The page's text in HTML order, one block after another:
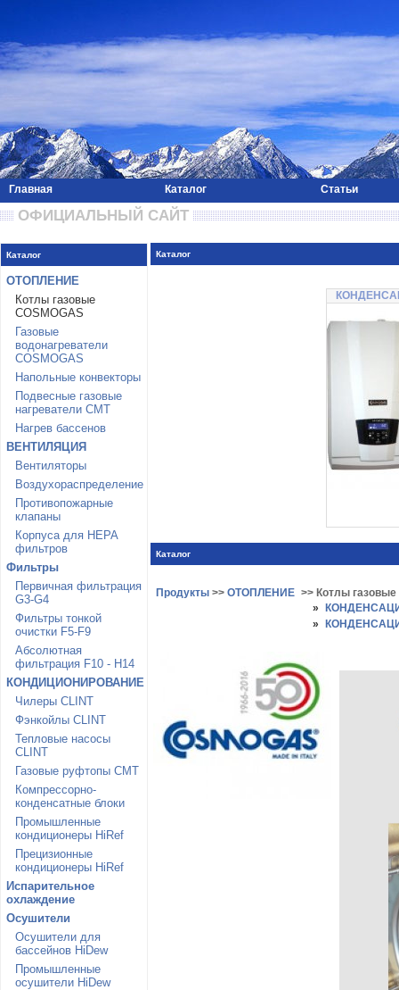
Главная Каталог Статьи
ОФИЦИАЛЬНЫЙ САЙТ
Каталог
ОТОПЛЕНИЕ
Котлы газовые
COSMOGAS
Газовые
водонагреватели
COSMOGAS
Напольные конвекторы
Подвесные газовые
нагреватели CMT
Нагрев бассенов
ВЕНТИЛЯЦИЯ
Вентиляторы
Воздухораспределение
Противопожарные
клапаны
Корпуса для HEPA
фильтров
Фильтры
Первичная фильтрация
G3-G4
Фильтры тонкой
очистки F5-F9
Абсолютная
фильтрация F10 - H14
КОНДИЦИОНИРОВАНИЕ
Чилеры CLINT
Фэнкойлы CLINT
Тепловые насосы
CLINT
Газовые руфтопы CMT
Компрессорно-
конденсатные блоки
Промышленные
кондиционеры HiRef
Прецизионные
кондиционеры HiRef
Испарительное
охлаждение
Осушители
Осушители для
бассейнов HiDew
Промышленные
осушители HiDew
Каталог
Каталог
Продукты >> ОТОПЛЕНИЕ >> Котлы газовые
»
»